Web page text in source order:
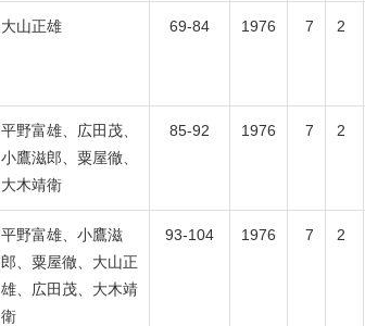
大山正雄 69-84 1976 7 2
平野富雄、広田茂、
小鷹滋郎、粟屋徹、
大木靖衛
85-92 1976 7 2
平野富雄、小鷹滋
郎、粟屋徹、大山正
雄、広田茂、大木靖
衛
93-104 1976 7 2